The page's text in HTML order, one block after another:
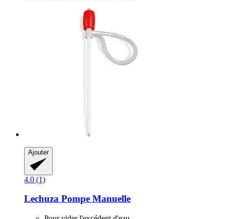
Ajouter
4.0 (1)
Lechuza Pompe Manuelle